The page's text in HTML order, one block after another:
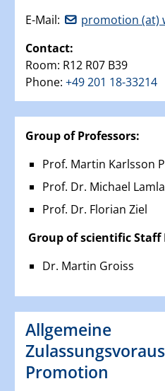
E-Mail:
promotion (at)
Contact:
Room: R12 R07 B39
Phone: +49 201 18-33214
Group of Professors:
Prof. Martin Karlsson
Prof. Dr. Michael Lamla
Prof. Dr. Florian Ziel
Group of scientific Staff
Dr. Martin Groiss
Allgemeine
Promotion